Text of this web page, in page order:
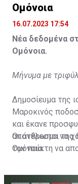
Ομόνοια
16.07.2023 17:54
Νέα δεδομένα
Ομόνοια.
Μήνυμα με
Δημοσίευμα της
Μαροκινός
και έκανε
αποτέλεσμα να
Ομόνοια.
Οι άνθρωποι της
τον παίκτη να